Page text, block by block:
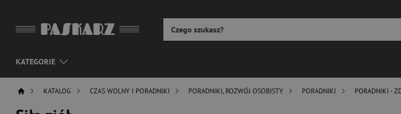
KATEGORIE
KATALOG CZAS WOLNY I PORADNIKI PORADNIKI, ROZWÓJ OSOBISTY PORADNIKI PORADNIKI -